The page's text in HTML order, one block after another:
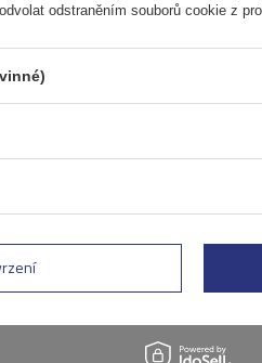
odstraněním souborů cookie z